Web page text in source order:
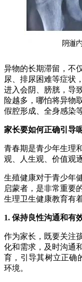
异物的长期滞留，不
尿、排尿困难等症状
进入会阴、膀胱，导
险越多，哪怕将异物
假腔形成、全身感染
家长要如何正确引导
青春期是青少年生理
观、人生观、价值观
生殖健康对于青少年
启蒙者，是非常重要
生理卫生健康教育有
1. 保持良性沟通和有
作为家长，既要关注
化和需求，及时沟通
育，引导其树立正确
环境。